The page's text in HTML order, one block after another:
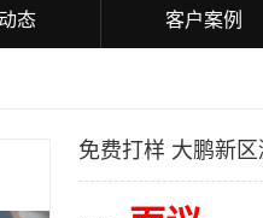
态 客户案例
免费打样 大鹏新